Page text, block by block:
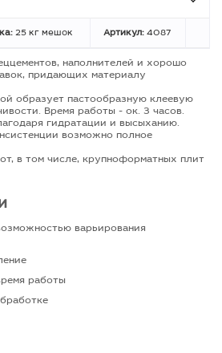
25 кг мешок Артикул: 4087
наполнителей и хорошо
придающих материалу
образует пастообразную клеевую
Время работы - ок. 3 часов.
гидратации и высыханию.
возможно полное
в том числе, крупноформатных плит
варьирования
работы